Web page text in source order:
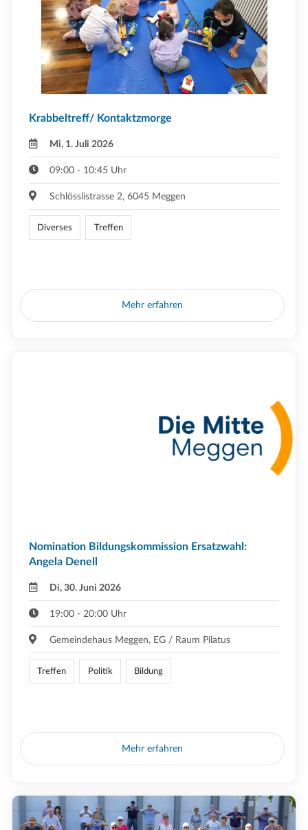
Krabbeltreff/ Kontaktzmorge
Mi, 1. Juli 2026
09:00 - 10:45 Uhr
Schlösslistrasse 2, 6045 Meggen
Diverses Treffen
Mehr erfahren
Nomination Bildungskommission Ersatzwahl:
Angela Denell
Di, 30. Juni 2026
19:00 - 20:00 Uhr
Gemeindehaus Meggen, EG / Raum Pilatus
Treffen Politik Bildung
Mehr erfahren